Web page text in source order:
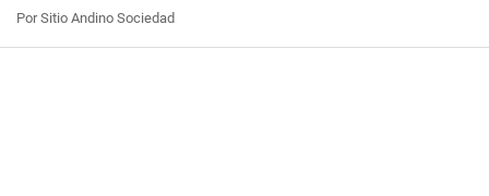
Por Sitio Andino Sociedad